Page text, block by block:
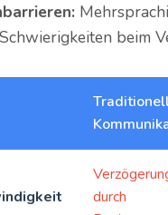
beim
durch